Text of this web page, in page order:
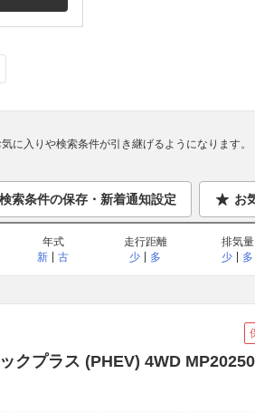
に入りや検索条件が引き継げるようになります。
検索条件の保存・新着通知設定 お
年式
新
古
走行距離
少
多
排気量
少
多
クプラス (PHEV) 4WD